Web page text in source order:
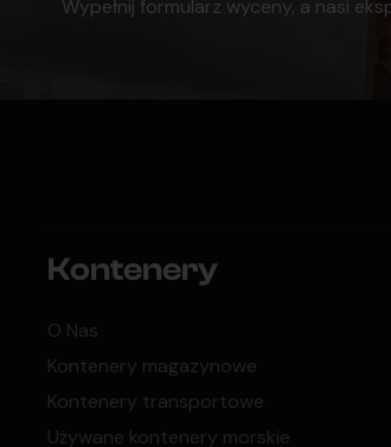
Wypełnij formularz wyceny, a nasi
Kontenery
O Nas
Kontenery magazynowe
Kontenery transportowe
Używane kontenery morskie